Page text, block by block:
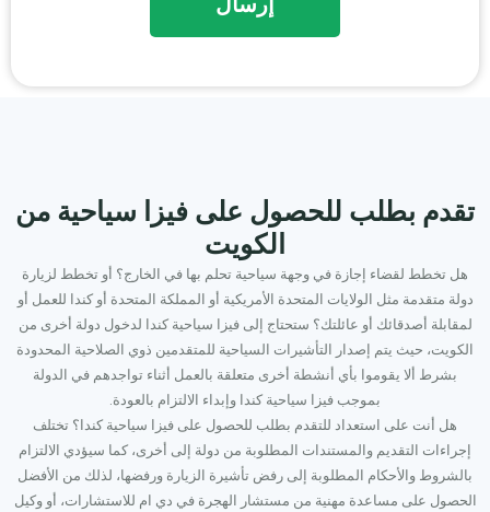
تقدم بطلب للحصول على فيزا سياحية من
الكويت
هل تخطط لقضاء إجازة في وجهة سياحية تحلم بها في الخارج؟ أو تخطط لزيارة
دولة متقدمة مثل الولايات المتحدة الأمريكية أو المملكة المتحدة أو كندا للعمل أو
لمقابلة أصدقائك أو عائلتك؟ ستحتاج إلى فيزا سياحية كندا لدخول دولة أخرى من
الكويت، حيث يتم إصدار التأشيرات السياحية للمتقدمين ذوي الصلاحية المحدودة
بشرط ألا يقوموا بأي أنشطة أخرى متعلقة بالعمل أثناء تواجدهم في الدولة
بموجب فيزا سياحية كندا وإبداء الالتزام بالعودة.
هل أنت على استعداد للتقدم بطلب للحصول على فيزا سياحية كندا؟ تختلف
إجراءات التقديم والمستندات المطلوبة من دولة إلى أخرى، كما سيؤدي الالتزام
بالشروط والأحكام المطلوبة إلى رفض تأشيرة الزيارة ورفضها، لذلك من الأفضل
الحصول على مساعدة مهنية من مستشار الهجرة في دي ام للاستشارات، أو وكيل